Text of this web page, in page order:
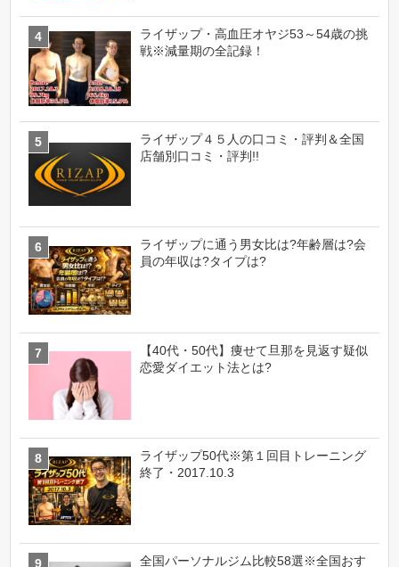
ライザップ・高血圧オヤジ53～54歳の挑
戦※減量期の全記録！
ライザップ４５人の口コミ・評判＆全国
店舗別口コミ・評判!!
ライザップに通う男女比は?年齢層は?会
員の年収は?タイプは?
【40代・50代】痩せて旦那を見返す疑似
恋愛ダイエット法とは?
ライザップ50代※第１回目トレーニング
終了・2017.10.3
全国パーソナルジム比較58選※全国おす